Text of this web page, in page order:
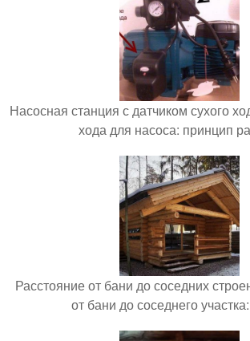
Насосная станция с датчиком сухого
хода для насоса: принцип
Расстояние от бани до соседних
от бани до соседнего